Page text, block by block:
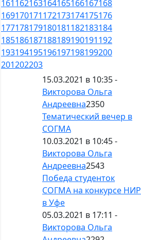
161162163164165166167168
169170171172173174175176
177178179180181182183184
185186187188189190191192
193194195196197198199200
201202203
15.03.2021 в 10:35 -
Викторова Ольга
Андреевна2350
Тематический вечер в
СОГМА
10.03.2021 в 10:45 -
Викторова Ольга
Андреевна2543
Победа студенток
СОГМА на конкурсе НИР
в Уфе
05.03.2021 в 17:11 -
Викторова Ольга